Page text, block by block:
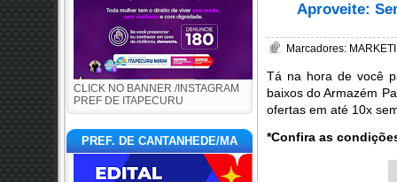
CLICK NO BANNER /INSTAGRAM
PREF DE ITAPECURU
PREF. DE CANTANHEDE/MA
Aproveite:
Marcadores:
Tá na hora de você
baixos do Armazém
ofertas em até 10x
*Confira as